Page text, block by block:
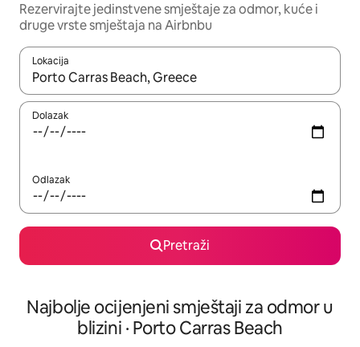
Rezervirajte jedinstvene smještaje za odmor, kuće i
druge vrste smještaja na Airbnbu
Lokacija
Kada budu dostupni rezultati, moći ćete ih pregledati
Dolazak
Odlazak
Pretraži
Najbolje ocijenjeni smještaji za odmor u
blizini · Porto Carras Beach